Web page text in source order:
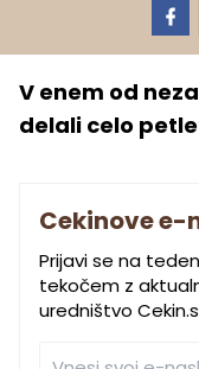
V enem od
delali celo
Cekinove e-
Prijavi se na
tekočem z
uredništvo